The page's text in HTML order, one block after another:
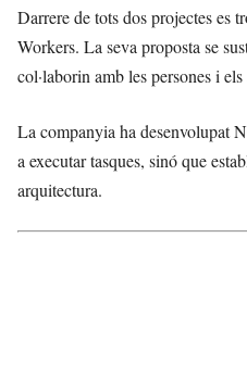
Darrere de tots dos projectes es
Workers. La seva proposta se
col·laborin amb les persones i
La companyia ha desenvolupat
a executar tasques, sinó que
arquitectura.